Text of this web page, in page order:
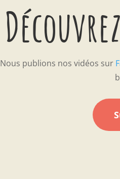
Nous publions nos vidéos sur